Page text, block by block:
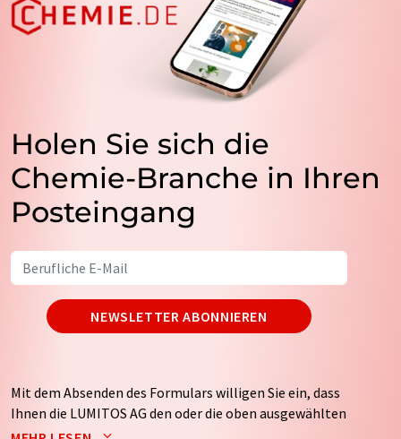
Holen Sie sich die
Chemie-Branche in Ihren
Posteingang
NEWSLETTER ABONNIEREN
Mit dem Absenden des Formulars willigen Sie ein, dass
Ihnen die LUMITOS AG den oder die oben ausgewählten
Newsletter per E-Mail zusendet. Ihre Daten werden